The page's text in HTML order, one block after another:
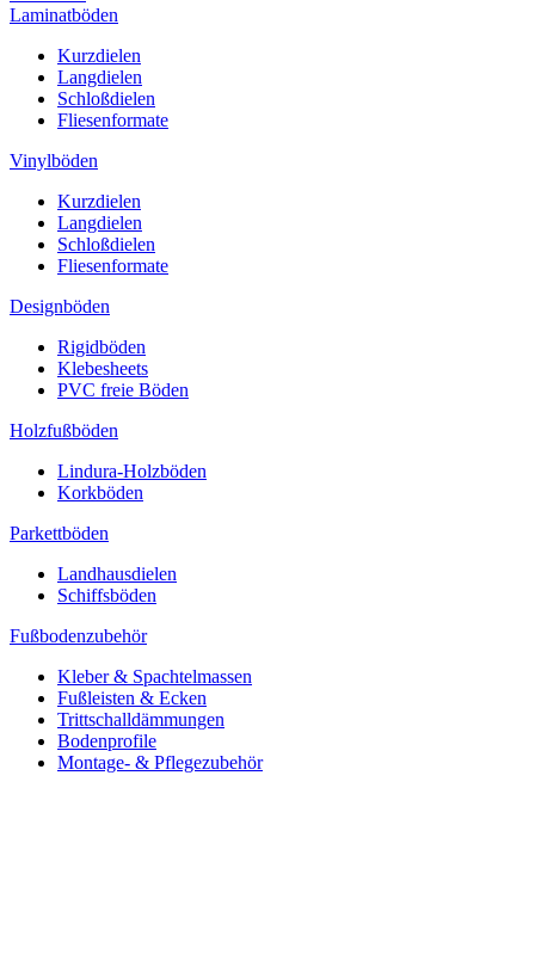
Laminatböden
Kurzdielen
Langdielen
Schloßdielen
Fliesenformate
Vinylböden
Kurzdielen
Langdielen
Schloßdielen
Fliesenformate
Designböden
Rigidböden
Klebesheets
PVC freie Böden
Holzfußböden
Lindura-Holzböden
Korkböden
Parkettböden
Landhausdielen
Schiffsböden
Fußbodenzubehör
Kleber & Spachtelmassen
Fußleisten & Ecken
Trittschalldämmungen
Bodenprofile
Montage- & Pflegezubehör